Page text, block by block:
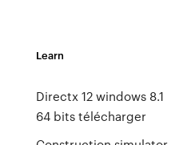
Learn
Directx 12 windows 8.1
64 bits télécharger